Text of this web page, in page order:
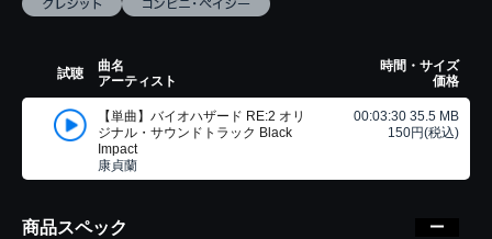
試聴
曲名
アーティスト
時間・サイズ
価格
【単曲】バイオハザード RE:2 オリ
ジナル・サウンドトラック Black
Impact
康貞蘭
00:03:30 35.5 MB
150円(税込)
商品スペック